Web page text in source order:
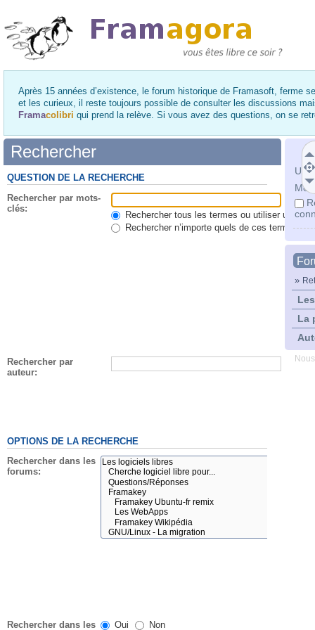
Après 15 années d’existence, le forum historique de Framasoft, ferme
et les curieux, il reste toujours possible de consulter les discussions
Framacolibri qui prend la relève. Si vous avez des questions, on se
Mot
»
La
Rechercher
QUESTION DE LA RECHERCHE
Rechercher par mots-
clés:
Rechercher tous les termes ou utiliser une
Rechercher n’importe quels de ces termes
Rechercher par
auteur:
OPTIONS DE LA RECHERCHE
Rechercher dans les
forums:
Rechercher dans les Oui Non